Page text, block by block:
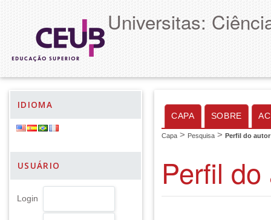
Universitas:
IDIOMA
USUÁRIO
Login
CAPA SOBRE
Capa > Pesquisa > Perfil do autor
Perfil